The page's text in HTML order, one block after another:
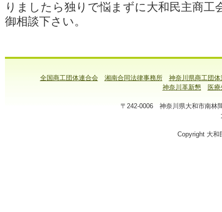
りましたら独りで悩まずに大和民主商
御相談下さい。
全国商工団体連合会 湘南合同法律事務所
神奈川県商工団体
神奈川革新懇
医療
〒242-0006 神奈川県大和市南林
Copyright 大和